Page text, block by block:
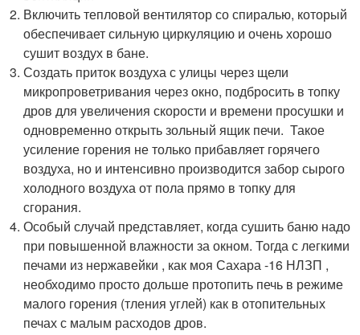
Включить тепловой вентилятор со спиралью, который
обеспечивает сильную циркуляцию и очень хорошо
сушит воздух в бане.
Создать приток воздуха с улицы через щели
микропроветривания через окно, подбросить в топку
дров для увеличения скорости и времени просушки и
одновременно открыть зольный ящик печи. Такое
усиление горения не только прибавляет горячего
воздуха, но и интенсивно производится забор сырого
холодного воздуха от пола прямо в топку для
сгорания.
Особый случай представляет, когда сушить баню надо
при повышенной влажности за окном. Тогда с легкими
печами из нержавейки , как моя Сахара -16 НЛЗП ,
необходимо просто дольше протопить печь в режиме
малого горения (тления углей) как в отопительных
печах с малым расходов дров.